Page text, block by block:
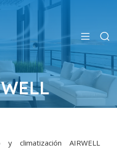
y climatización AIRWELL